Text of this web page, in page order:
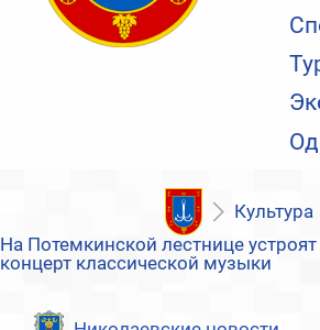
Культура
На Потемкинской лестнице
концерт классической музыки